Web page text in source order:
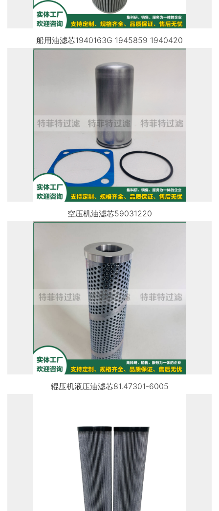
船用油滤芯1940163G 1945859 1940420
空压机油滤芯59031220
辊压机液压油滤芯81.47301-6005